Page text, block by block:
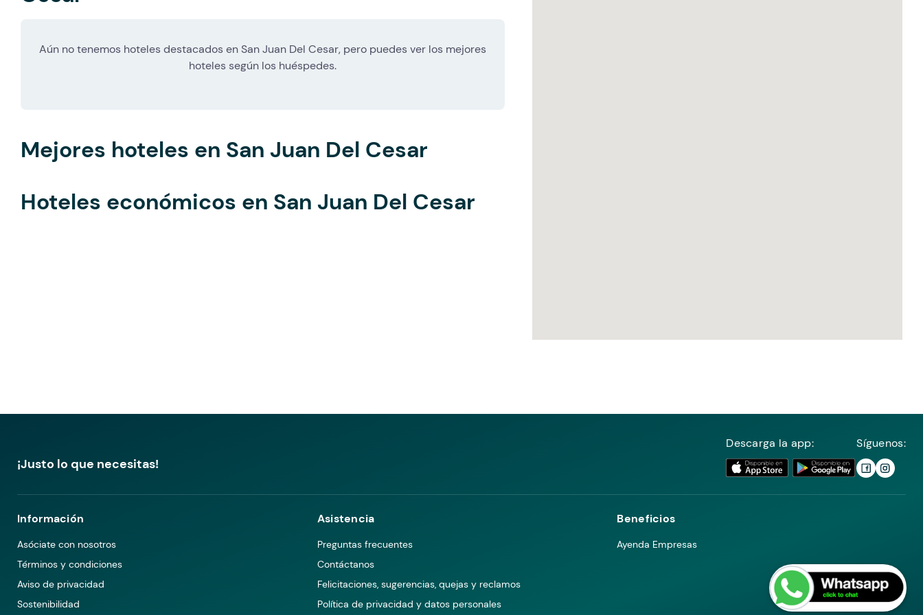
Aún no tenemos hoteles destacados en San Juan Del Cesar, pero puedes ver los mejores
hoteles según los huéspedes.
Mejores hoteles en San Juan Del Cesar
Hoteles económicos en San Juan Del Cesar
¡Justo lo que necesitas!
Descarga la app: Síguenos:
Información
Asóciate con nosotros
Términos y condiciones
Aviso de privacidad
Sostenibilidad
Asistencia
Preguntas frecuentes
Contáctanos
Felicitaciones, sugerencias, quejas y reclamos
Política de privacidad y datos personales
Beneficios
Ayenda Empresas